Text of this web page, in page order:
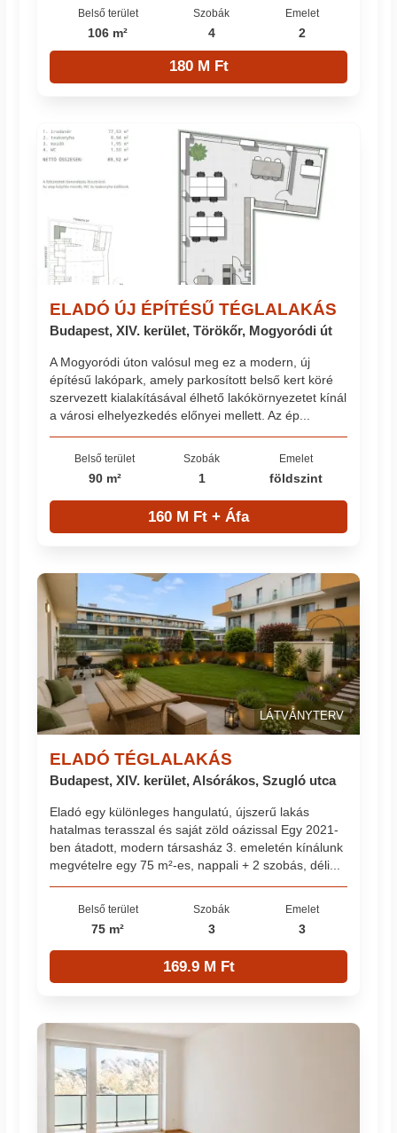
Belső terület
106 m²
Szobák
4
Emelet
2
180 M Ft
ELADÓ ÚJ ÉPÍTÉSŰ TÉGLALAKÁS
Budapest, XIV. kerület, Törökőr, Mogyoródi út
A Mogyoródi úton valósul meg ez a modern, új
építésű lakópark, amely parkosított belső kert köré
szervezett kialakításával élhető lakókörnyezetet kínál
a városi elhelyezkedés előnyei mellett. Az ép...
Belső terület
90 m²
Szobák
1
Emelet
földszint
160 M Ft + Áfa
LÁTVÁNYTERV
ELADÓ TÉGLALAKÁS
Budapest, XIV. kerület, Alsórákos, Szugló utca
Eladó egy különleges hangulatú, újszerű lakás
hatalmas terasszal és saját zöld oázissal Egy 2021-
ben átadott, modern társasház 3. emeletén kínálunk
megvételre egy 75 m²-es, nappali + 2 szobás, déli...
Belső terület
75 m²
Szobák
3
Emelet
3
169.9 M Ft